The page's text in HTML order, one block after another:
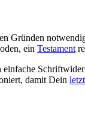
Gründen
ein Testament
einfache
damit Dein